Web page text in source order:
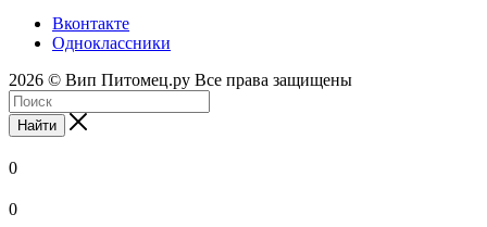
Вконтакте
Одноклассники
2026 © Вип Питомец.ру Все права защищены
Найти
0
0